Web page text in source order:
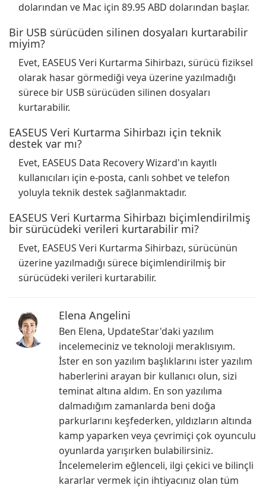
dolarından ve Mac için 89.95 ABD dolarından başlar.
Bir USB sürücüden silinen dosyaları kurtarabilir
miyim?
Evet, EASEUS Veri Kurtarma Sihirbazı, sürücü fiziksel
olarak hasar görmediği veya üzerine yazılmadığı
sürece bir USB sürücüden silinen dosyaları
kurtarabilir.
EASEUS Veri Kurtarma Sihirbazı için teknik
destek var mı?
Evet, EASEUS Data Recovery Wizard'ın kayıtlı
kullanıcıları için e-posta, canlı sohbet ve telefon
yoluyla teknik destek sağlanmaktadır.
EASEUS Veri Kurtarma Sihirbazı biçimlendirilmiş
bir sürücüdeki verileri kurtarabilir mi?
Evet, EASEUS Veri Kurtarma Sihirbazı, sürücünün
üzerine yazılmadığı sürece biçimlendirilmiş bir
sürücüdeki verileri kurtarabilir.
Elena Angelini
Ben Elena, UpdateStar'daki yazılım
incelemeciniz ve teknoloji meraklısıyım.
İster en son yazılım başlıklarını ister yazılım
haberlerini arayan bir kullanıcı olun, sizi
teminat altına aldım. En son yazılıma
dalmadığım zamanlarda beni doğa
parkurlarını keşfederken, yıldızların altında
kamp yaparken veya çevrimiçi çok oyunculu
oyunlarda yarışırken bulabilirsiniz.
İncelemelerim eğlenceli, ilgi çekici ve bilinçli
kararlar vermek için ihtiyacınız olan tüm